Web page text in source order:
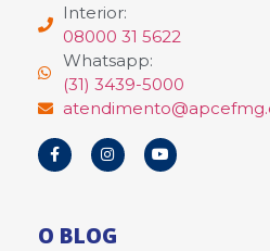
Interior:
08000 31 5622
Whatsapp:
(31) 3439-5000
O BLOG